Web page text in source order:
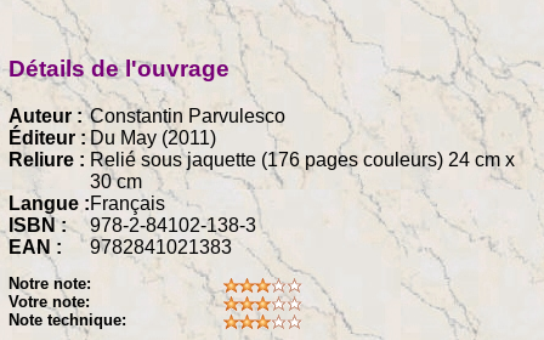
Détails de l'ouvrage
Auteur : Constantin Parvulesco
Éditeur : Du May (2011)
Reliure : Relié sous jaquette (176 pages couleurs) 24 cm x
30 cm
Langue :Français
ISBN :
978-2-84102-138-3
EAN :
9782841021383
Notre note:
Votre note:
Note technique: